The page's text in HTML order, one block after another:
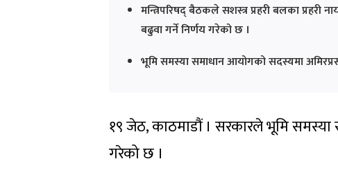
मन्त्रिपरिषद् बैठकले सशस्त्र प्रहरी बलका प्रहरी
बढुवा गर्ने निर्णय गरेको छ ।
भूमि समस्या समाधान आयोगको सदस्यमा
१९ जेठ, काठमाडौं । सरकारले भूमि समस्या
गरेको छ ।